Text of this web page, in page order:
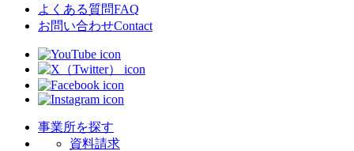
よくある質問FAQ
お問い合わせContact
事業所を探す
資料請求